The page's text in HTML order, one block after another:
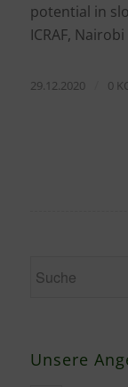
potential in
ICRAF, Nairobi
29.12.2020 0
Unsere